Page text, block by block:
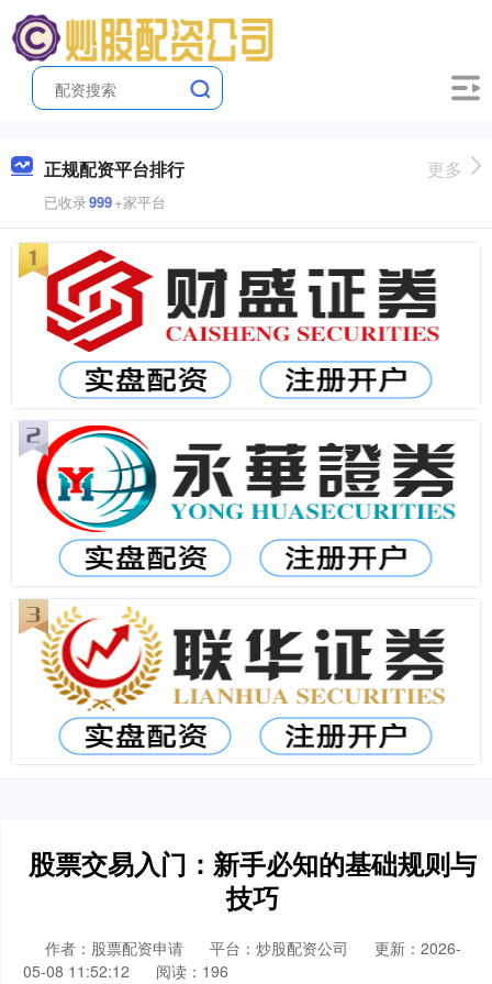
正规配资平台排行
已收录999+家平台
更多
股票交易入门：新手必知的基础规则与
技巧
作者：股票配资申请 平台：炒股配资公司
更新：2026-
05-08 11:52:12
阅读：196